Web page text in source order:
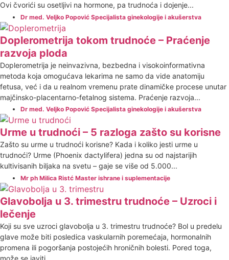
Ovi čvorići su osetljivi na hormone, pa trudnoća i dojenje...
Dr med. Veljko Popović Specijalista ginekologije i akušerstva
Doplerometrija tokom trudnoće – Praćenje
razvoja ploda
Doplerometrija je neinvazivna, bezbedna i visokoinformativna
metoda koja omogućava lekarima ne samo da vide anatomiju
fetusa, već i da u realnom vremenu prate dinamičke procese unutar
majčinsko-placentarno-fetalnog sistema. Praćenje razvoja...
Dr med. Veljko Popović Specijalista ginekologije i akušerstva
Urme u trudnoći – 5 razloga zašto su korisne
Zašto su urme u trudnoći korisne? Kada i koliko jesti urme u
trudnoći? Urme (Phoenix dactylifera) jedna su od najstarijih
kultivisanih biljaka na svetu – gaje se više od 5.000...
Mr ph Milica Ristć Master ishrane i suplementacije
Glavobolja u 3. trimestru trudnoće – Uzroci i
lečenje
Koji su sve uzroci glavobolja u 3. trimestru trudnoće? Bol u predelu
glave može biti posledica vaskularnih poremećaja, hormonalnih
promena ili pogoršanja postojećih hroničnih bolesti. Pored toga,
može se javiti...